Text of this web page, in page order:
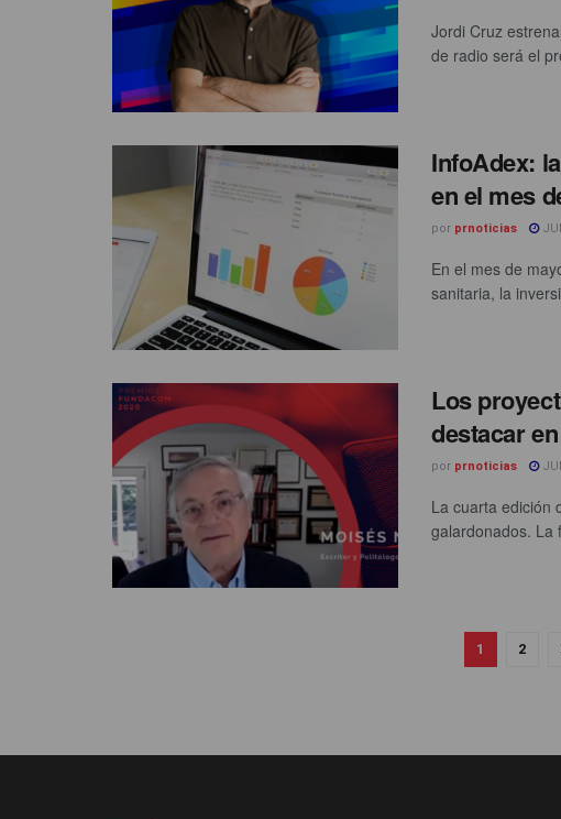
Jordi Cruz
de radio será el
InfoAdex:
en el mes
por prnoticias
En el mes de
sanitaria, la
Los
destacar
por prnoticias
La cuarta edición
galardonados. La
1 2